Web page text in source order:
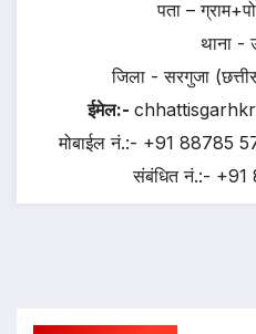
पता –
थाना -
जिला - सरगुजा
ईमेल:-
मोबाईल नं.:- +91 88785
संबंधित नं.:-